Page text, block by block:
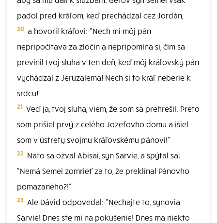
padol pred kráľom, keď prechádzal cez Jordán,
20 a hovoril kráľovi: "Nech mi môj pán
nepripočítava za zločin a nepripomína si, čím sa
previnil tvoj sluha v ten deň, keď môj kráľovský pán
vychádzal z Jeruzalema! Nech si to kráľ neberie k
srdcu!
21 Veď ja, tvoj sluha, viem, že som sa prehrešil. Preto
som prišiel prvý z celého Jozefovho domu a išiel
som v ústrety svojmu kráľovskému pánovi!"
22 Nato sa ozval Abisai, syn Sarvie, a spýtal sa:
"Nemá Semei zomrieť za to, že preklínal Pánovho
pomazaného?!"
23 Ale Dávid odpovedal: "Nechajte to, synovia
Sarvie! Dnes ste mi na pokušenie! Dnes má niekto